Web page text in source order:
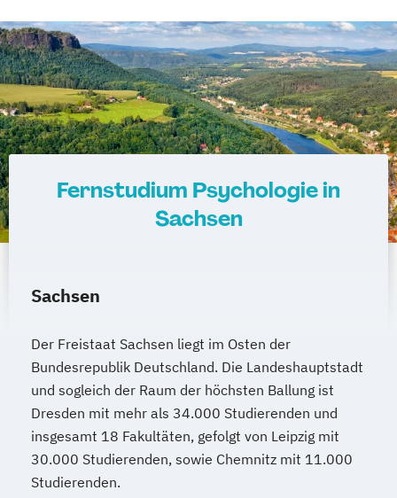
Fernstudium Psychologie in
Sachsen
Sachsen
Der Freistaat Sachsen liegt im Osten der
Bundesrepublik Deutschland. Die Landeshauptstadt
und sogleich der Raum der höchsten Ballung ist
Dresden mit mehr als 34.000 Studierenden und
insgesamt 18 Fakultäten, gefolgt von Leipzig mit
30.000 Studierenden, sowie Chemnitz mit 11.000
Studierenden.